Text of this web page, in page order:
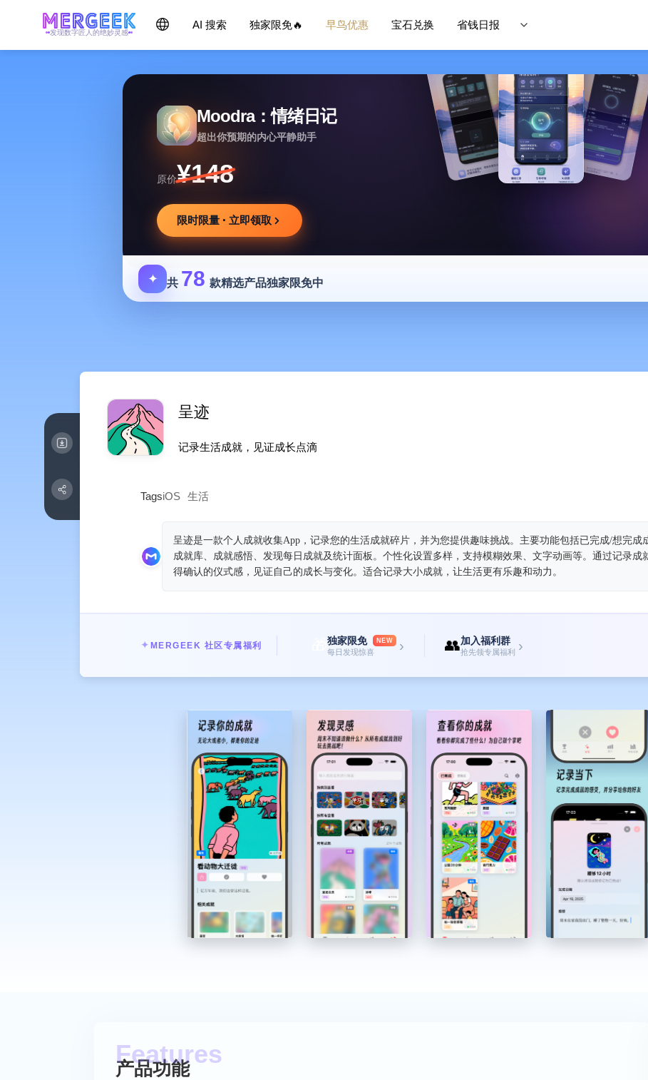
发现数字匠人的绝妙灵感
AI 搜索 独家限免🔥 早鸟优惠 宝石兑换 省钱日报
Moodra：情绪日记
超出你预期的内心平静助手
原价¥148
限时限量 · 立即领取
✦ 共 78 款精选产品独家限免中
呈迹
记录生活成就，见证成长点滴
TagsiOS 生活
呈迹是一款个人成就收集App，记录您的生活成就碎片，并为您提供趣味挑战。主要功能包括已完成/想完成
成就库、成就感悟、发现每日成就及统计面板。个性化设置多样，支持模糊效果、文字动画等。通过记录成
得确认的仪式感，见证自己的成长与变化。适合记录大小成就，让生活更有乐趣和动力。
✦ MERGEEK 社区专属福利 独家限免 NEW
每日发现惊喜 › 👥加入福利群
抢先领专属福利 ›
产品功能